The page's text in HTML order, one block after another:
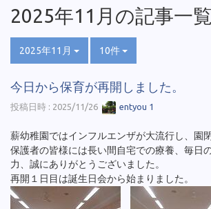
2025年11月の記事一覧
2025年11月 10件
今日から保育が再開しました。
投稿日時 : 2025/11/26 entyou 1
薪幼稚園ではインフルエンザが大流行し、園
保護者の皆様には長い間自宅での療養、毎日
力、誠にありがとうございました。
再開１日目は誕生日会から始まりました。